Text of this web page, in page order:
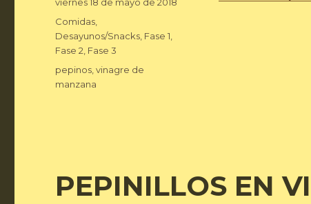
Categorías
Comidas
Desayunos/Snacks Fase 1
Fase 2 Fase 3
Etiquetas
pepinos ,vinagre de
manzana
PEPINILLOS EN